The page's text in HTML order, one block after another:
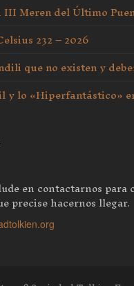
Meren del Último
232 – 2026
que no existen y
y lo «Hiperfantástico»
en contactarnos para
precise hacernos llegar.